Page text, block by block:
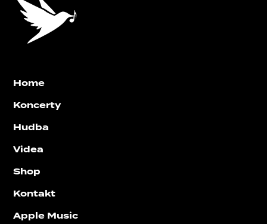
Home
Koncerty
Hudba
Videa
Shop
Kontakt
Apple Music